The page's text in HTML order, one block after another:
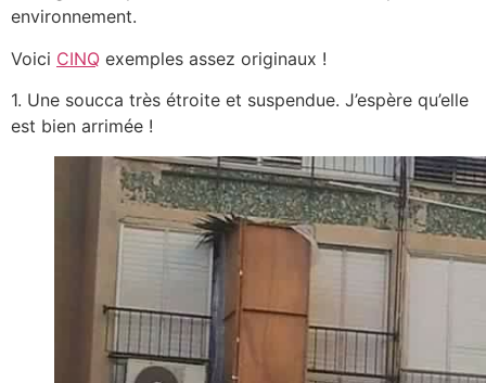
environnement.
Voici CINQ exemples assez originaux !
1. Une soucca très étroite et suspendue. J’espère qu’elle
est bien arrimée !